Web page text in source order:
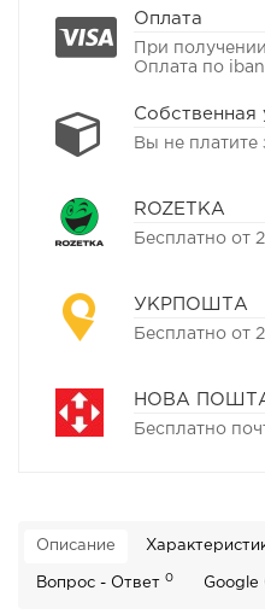
Оплата
При
Оплата по
Собственная
Вы не платите
ROZETKA
Бесплатно от
УКРПОШТА
Бесплатно от
НОВА
Бесплатно
Описание
Вопрос - Ответ 0 Google